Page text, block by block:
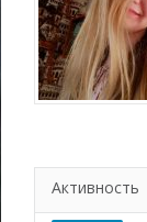
Активность